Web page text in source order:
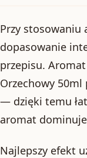
Przy stosowaniu
dopasowanie
przepisu. Aromat
Orzechowy
— dzięki temu
aromat
Najlepszy efekt